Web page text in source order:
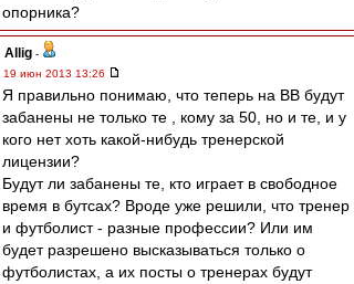
опорника?
Allig -
19 июн 2013 13:26
Я правильно понимаю, что теперь на ВВ будут
забанены не только те , кому за 50, но и те, и у
кого нет хоть какой-нибудь тренерской
лицензии?
Будут ли забанены те, кто играет в свободное
время в бутсах? Вроде уже решили, что тренер
и футболист - разные профессии? Или им
будет разрешено высказываться только о
футболистах, а их посты о тренерах будут